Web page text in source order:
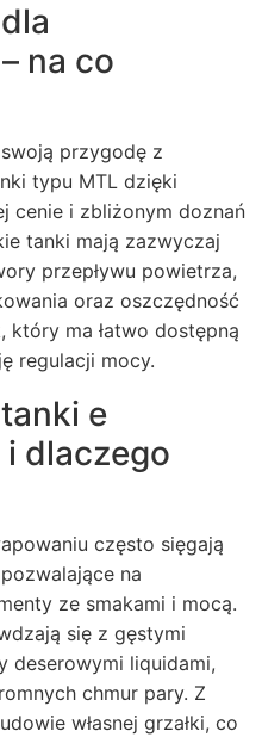
na co
przygodę z
typu MTL dzięki
cenie i zbliżonym doznań
tanki mają zazwyczaj
przepływu powietrza,
oraz oszczędność
który ma łatwo dostępną
regulacji mocy.
e
dlaczego
często sięgają
na
ze smakami i mocą.
się z gęstymi
deserowymi liquidami,
chmur pary. Z
własnej grzałki, co